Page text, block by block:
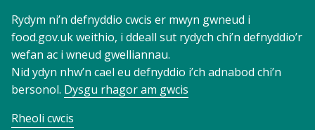
Rydym ni’n defnyddio cwcis er mwyn gwneud i
food.gov.uk weithio, i ddeall sut rydych chi’n defnyddio’r
wefan ac i wneud gwelliannau.
Nid ydyn nhw’n cael eu defnyddio i’ch adnabod chi’n
bersonol. Dysgu rhagor am gwcis
Rheoli cwcis